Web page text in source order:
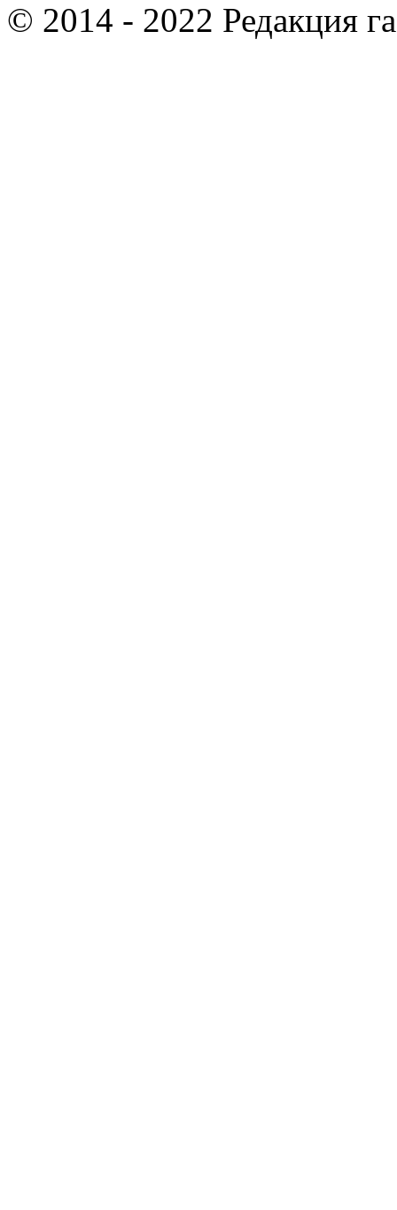
© 2014 - 2022 Редакция